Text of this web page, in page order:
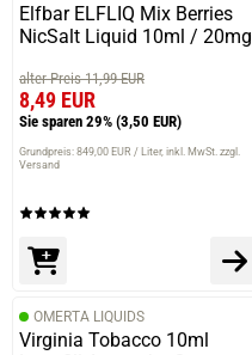
Elfbar ELFLIQ Mix Berries
NicSalt Liquid 10ml / 20mg
alter Preis 11,99 EUR
8,49 EUR
Sie sparen 29% (3,50 EUR)
Grundpreis: 849,00 EUR / Liter inkl. MwSt. zzgl.
Versand
OMERTA LIQUIDS
Virginia Tobacco 10ml